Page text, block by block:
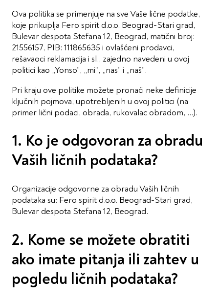
Ova politika se primenjuje na sve Vaše lične podatke,
koje prikuplja Fero spirit d.o.o. Beograd-Stari grad,
Bulevar despota Stefana 12, Beograd, matični broj:
21556157, PIB: 111865635 i ovlašćeni prodavci,
rešavaoci reklamacija i sl., zajedno navedeni u ovoj
politici kao „Yonso“, „mi“, „nas“ i „naš“.
Pri kraju ove politike možete pronaći neke definicije
ključnih pojmova, upotrebljenih u ovoj politici (na
primer lični podaci, obrada, rukovalac obradom, …).
1. Ko je odgovoran za obradu
Vaših ličnih podataka?
Organizacije odgovorne za obradu Vaših ličnih
podataka su: Fero spirit d.o.o. Beograd-Stari grad,
Bulevar despota Stefana 12, Beograd.
2. Kome se možete obratiti
ako imate pitanja ili zahtev u
pogledu ličnih podataka?